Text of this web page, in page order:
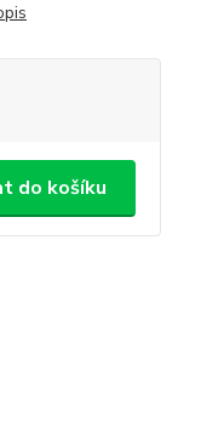
do košíku